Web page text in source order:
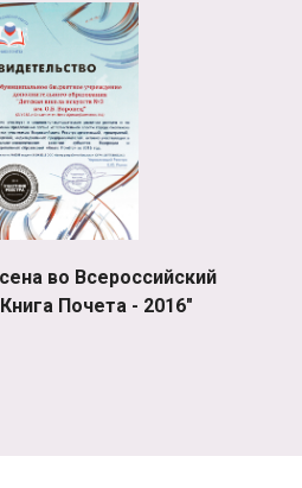
во Всероссийский
Почета - 2016"